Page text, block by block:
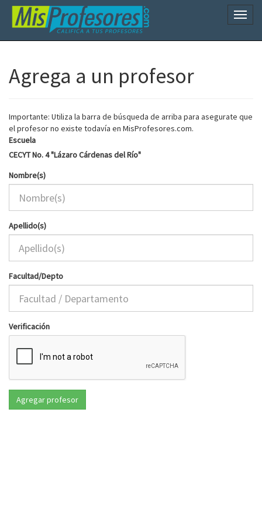
Agrega a un profesor
Importante: Utiliza la barra de búsqueda de arriba para asegurate que
el profesor no existe todavía en MisProfesores.com.
Escuela
CECYT No. 4 "Lázaro Cárdenas del Río"
Nombre(s)
Apellido(s)
Facultad/Depto
Verificación